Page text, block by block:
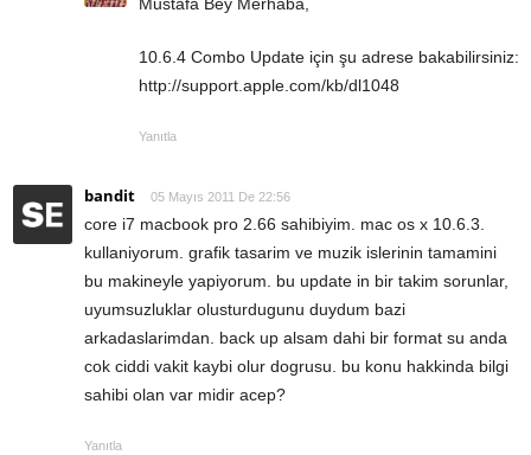
Mustafa Bey Merhaba,
10.6.4 Combo Update için şu adrese bakabilirsiniz:
http://support.apple.com/kb/dl1048
Yanıtla
bandit 05 Mayıs 2011 De 22:56
core i7 macbook pro 2.66 sahibiyim. mac os x 10.6.3.
kullaniyorum. grafik tasarim ve muzik islerinin tamamini
bu makineyle yapiyorum. bu update in bir takim sorunlar,
uyumsuzluklar olusturdugunu duydum bazi
arkadaslarimdan. back up alsam dahi bir format su anda
cok ciddi vakit kaybi olur dogrusu. bu konu hakkinda bilgi
sahibi olan var midir acep?
Yanıtla